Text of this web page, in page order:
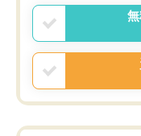
言う事で講師変更の
まりに短期での変更
う事にして退会しま
戻せ、授業内容や講
と思います。